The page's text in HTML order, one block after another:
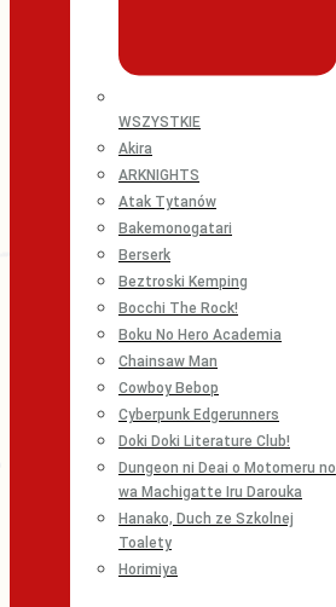
WSZYSTKIE
Akira
ARKNIGHTS
Atak Tytanów
Bakemonogatari
Berserk
Beztroski Kemping
Bocchi The Rock!
Boku No Hero Academia
Chainsaw Man
Cowboy Bebop
Cyberpunk Edgerunners
Doki Doki Literature Club!
Dungeon ni Deai o Motomeru no
wa Machigatte Iru Darouka
Hanako, Duch ze Szkolnej
Toalety
Horimiya